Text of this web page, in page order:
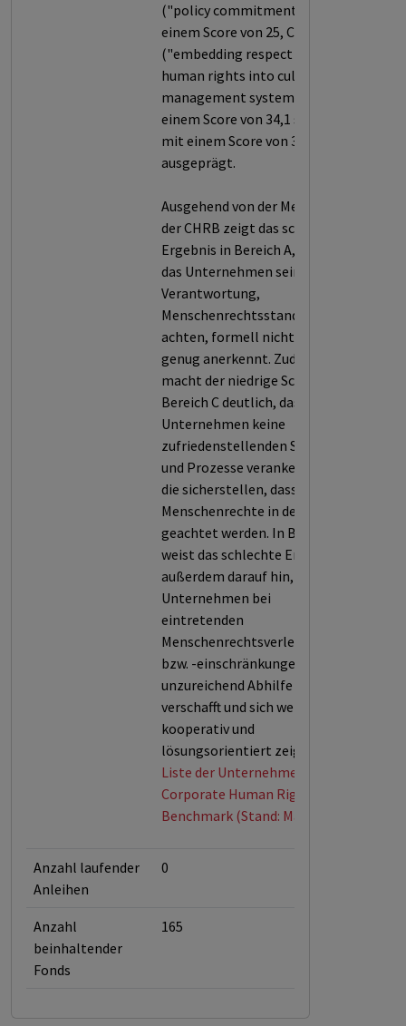
("policy commitments") mit
einem Score von 25, C
("embedding respect for
human rights into culture and
management systems") mit
einem Score von 34,1 sowie E
mit einem Score von 39,6
ausgeprägt.
Ausgehend von der Methodik
der CHRB zeigt das schlechte
Ergebnis in Bereich A, dass
das Unternehmen seine
Verantwortung,
Menschenrechtsstandards zu
achten, formell nicht klar
genug anerkennt. Zudem
macht der niedrige Score in
Bereich C deutlich, dass im
Unternehmen keine
zufriedenstellenden Systeme
und Prozesse verankert sind,
die sicherstellen, dass
Menschenrechte in der Praxis
geachtet werden. In Bereich E
weist das schlechte Ergebnis
außerdem darauf hin, dass das
Unternehmen bei
eintretenden
Menschenrechtsverletzungen
bzw. -einschränkungen nur
unzureichend Abhilfe
verschafft und sich wenig
kooperativ und
lösungsorientiert zeigt.
Liste der Unternehmen der
Corporate Human Rights
Benchmark (Stand: Mai 2026)
Anzahl laufender
Anleihen
0
Anzahl
beinhaltender
Fonds
165